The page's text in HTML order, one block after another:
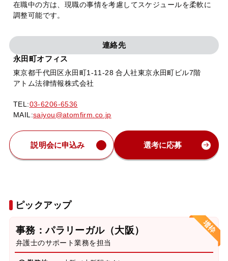
在職中の方は、現職の事情を考慮してスケジュールを柔軟に
調整可能です。
連絡先
永田町オフィス
東京都千代田区永田町1-11-28 合人社東京永田町ビル7階
アトム法律情報株式会社
TEL:03-6206-6536
MAIL:saiyou@atomfirm.co.jp
説明会に申込み 選考に応募
ピックアップ
事務：パラリーガル（大阪）
弁護士のサポート業務を担当